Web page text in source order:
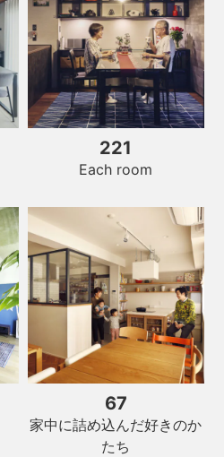
221
Each room
67
家中に詰め込んだ好きのか
たち